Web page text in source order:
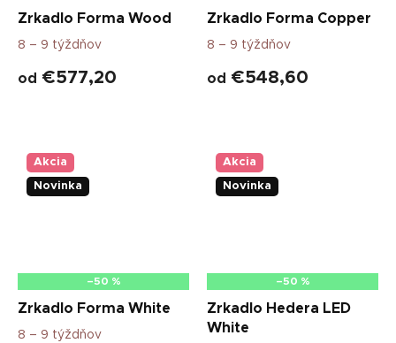
Zrkadlo Forma Wood
8 – 9 týždňov
od €577,20
Zrkadlo Forma Copper
8 – 9 týždňov
od €548,60
Akcia
Novinka
–50 %
Zrkadlo Forma White
8 – 9 týždňov
Akcia
Novinka
–50 %
Zrkadlo Hedera LED
White